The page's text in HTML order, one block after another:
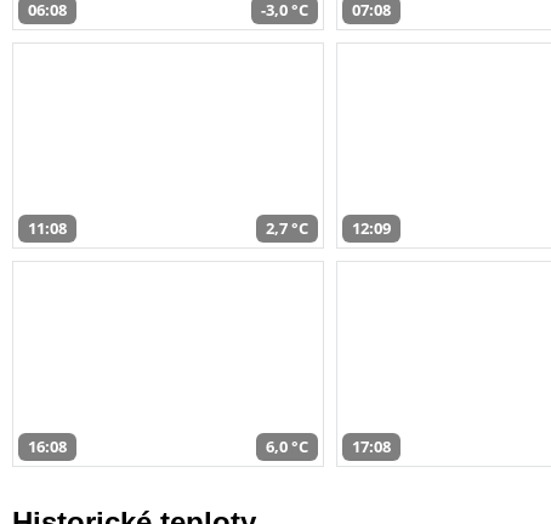
06:08 -3,0 °C 07:08
11:08 2,7 °C 12:09
16:08 6,0 °C 17:08